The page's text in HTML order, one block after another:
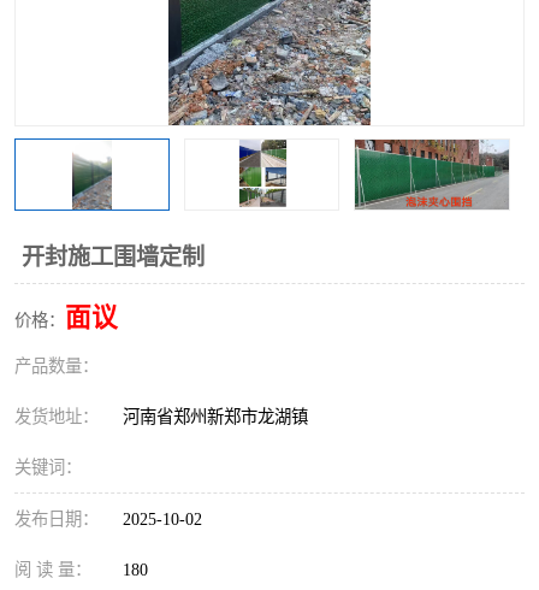
开封施工围墙定制
价格： 面议
产品数量：
发货地址： 河南省郑州新郑市龙湖镇
关键词：
发布日期： 2025-10-02
阅 读 量： 180